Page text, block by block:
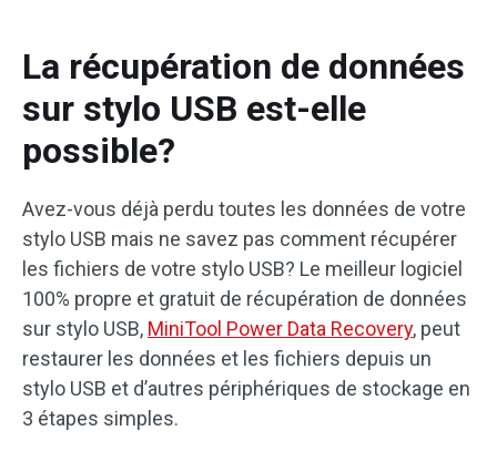
La récupération de données
sur stylo USB est-elle
possible?
Avez-vous déjà perdu toutes les données de votre
stylo USB mais ne savez pas comment récupérer
les fichiers de votre stylo USB? Le meilleur logiciel
100% propre et gratuit de récupération de données
sur stylo USB, MiniTool Power Data Recovery, peut
restaurer les données et les fichiers depuis un
stylo USB et d’autres périphériques de stockage en
3 étapes simples.